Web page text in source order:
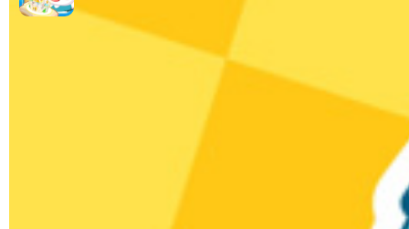
热门排行
千字文-01